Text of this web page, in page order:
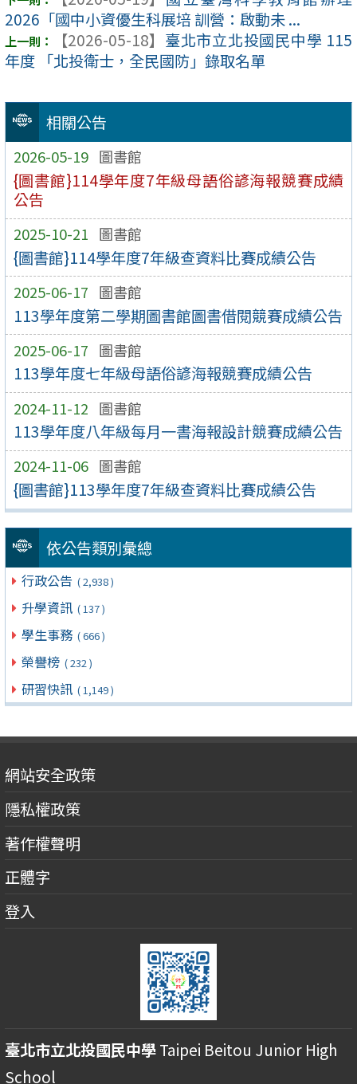
相關公告
2026-05-19 圖書館
{圖書館}114學年度7年級母語俗諺海報競賽成績
公告
2025-10-21 圖書館
{圖書館}114學年度7年級查資料比賽成績公告
2025-06-17 圖書館
113學年度第二學期圖書館圖書借閱競賽成績公告
2025-06-17 圖書館
113學年度七年級母語俗諺海報競賽成績公告
2024-11-12 圖書館
113學年度八年級每月一書海報設計競賽成績公告
2024-11-06 圖書館
{圖書館}113學年度7年級查資料比賽成績公告
依公告類別彙總
行政公告 ( 2,938 )
升學資訊 ( 137 )
學生事務 ( 666 )
榮譽榜 ( 232 )
研習快訊 ( 1,149 )
2026「國中小資優生科展培 訓營：啟動未 ...
【2026-05-18】 臺北市立北投國民中學 115
年度 「北投衛士，全民國防」錄取名單
網站安全政策
隱私權政策
著作權聲明
正體字
登入
臺北市立北投國民中學Taipei Beitou Junior High
School